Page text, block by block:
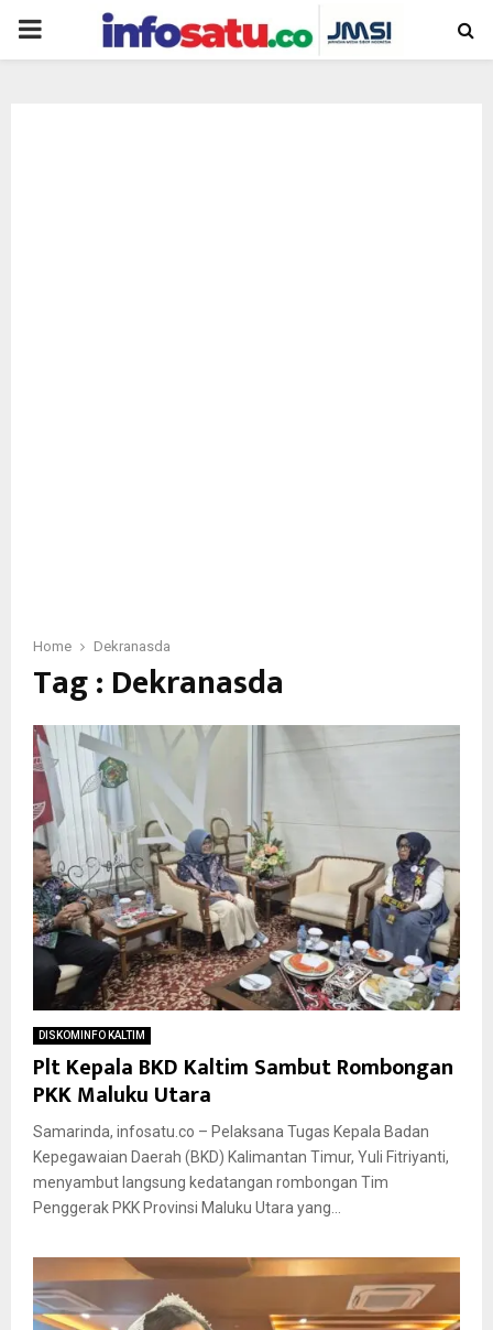
PRIMARY
Home Dekranasda
Tag : Dekranasda
DISKOMINFO KALTIM
Plt Kepala BKD Kaltim Sambut Rombongan
PKK Maluku Utara
Samarinda, infosatu.co – Pelaksana Tugas Kepala Badan
Kepegawaian Daerah (BKD) Kalimantan Timur, Yuli Fitriyanti,
menyambut langsung kedatangan rombongan Tim
Penggerak PKK Provinsi Maluku Utara yang...